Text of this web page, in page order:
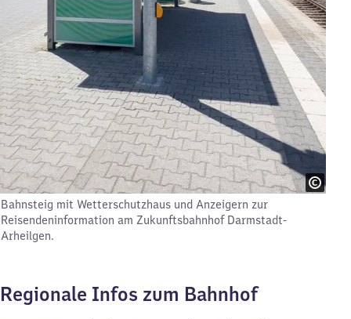
Bahnsteig mit Wetterschutzhaus und Anzeigern zur
Reisendeninformation am Zukunftsbahnhof Darmstadt-
Arheilgen.
Regionale Infos zum Bahnhof